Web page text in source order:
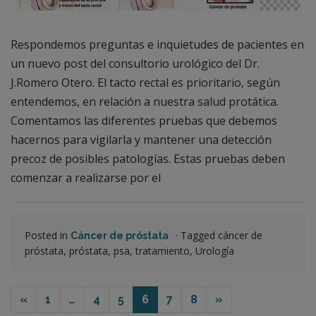
Respondemos preguntas e inquietudes de pacientes en
un nuevo post del consultorio urológico del Dr.
J.Romero Otero. El tacto rectal es prioritario, según
entendemos, en relación a nuestra salud protática.
Comentamos las diferentes pruebas que debemos
hacernos para vigilarla y mantener una detección
precoz de posibles patologías. Estas pruebas deben
comenzar a realizarse por el
Posted in Cáncer de próstata · Tagged cáncer de
próstata, próstata, psa, tratamiento, Urología
« 1 … 4 5 6 7 8 »